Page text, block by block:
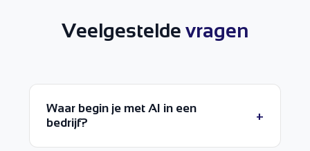
Veelgestelde vragen
Waar begin je met AI in een
bedrijf?
+